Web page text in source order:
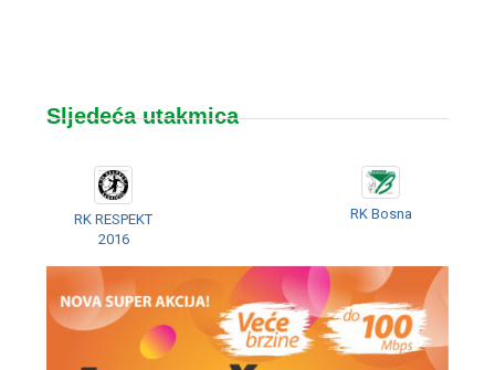
Sljedeća utakmica
RK RESPEKT
2016
RK Bosna